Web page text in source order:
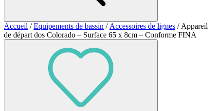
Accueil /Equipements de bassin / Accessoires de lignes / Appareil
de départ dos Colorado – Surface 65 x 8cm – Conforme FINA